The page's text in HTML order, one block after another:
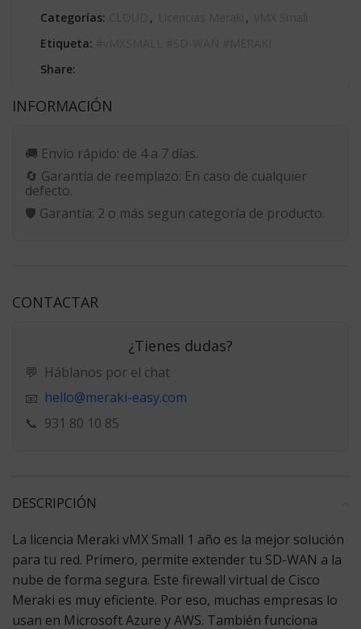
Categorías:
, ,
Etiqueta:
Share:
INFORMACIÓN
🚚 Envío rápido: de 4 a 7 días.
🔄 Garantía de reemplazo: En caso de cualquier
defecto.
🛡️ Garantía: 2 o más segun categoría de producto.
CONTACTAR
¿Tienes dudas?
💬 Háblanos por el chat
📧 hello@meraki-easy.com
📞 931 80 10 85
DESCRIPCIÓN
La licencia Meraki vMX Small 1 año es la mejor solución
para tu red. Primero, permite extender tu SD-WAN a la
nube de forma segura. Este firewall virtual de Cisco
Meraki es muy eficiente. Por eso, muchas empresas lo
usan en Microsoft Azure y AWS. También funciona